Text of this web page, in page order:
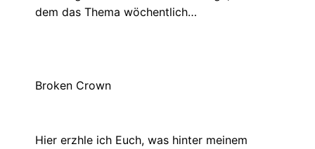
dem das Thema wöchentlich…
Broken Crown
Hier erzhle ich Euch, was hinter meinem